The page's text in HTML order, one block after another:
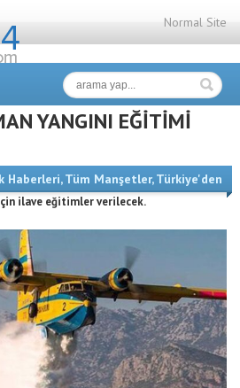
Normal Site
YANGINI EĞİTİMİ
Haberleri,Tüm Manşetler,Türkiye'den
ilave eğitimler verilecek.